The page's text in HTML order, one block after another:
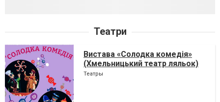
Театри
Вистава «Солодка комедія»
(Хмельницький театр ляльок)
Театры